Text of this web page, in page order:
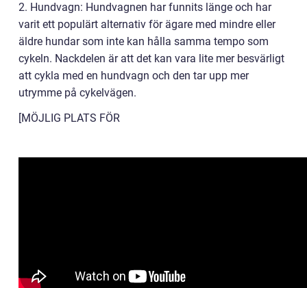
2. Hundvagn: Hundvagnen har funnits länge och har
varit ett populärt alternativ för ägare med mindre eller
äldre hundar som inte kan hålla samma tempo som
cykeln. Nackdelen är att det kan vara lite mer besvärligt
att cykla med en hundvagn och den tar upp mer
utrymme på cykelvägen.
[MÖJLIG PLATS FÖR